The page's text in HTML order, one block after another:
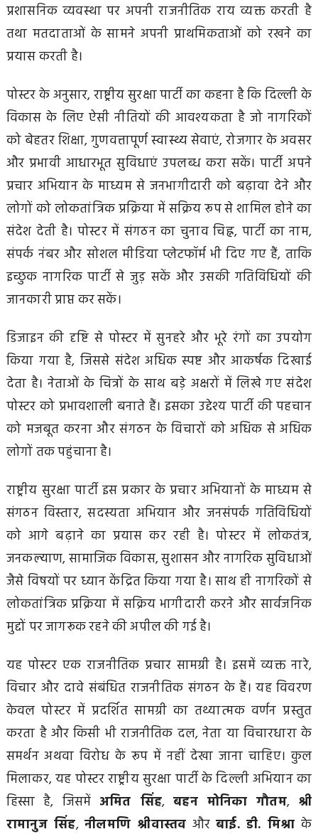
प्रशासनिक व्यवस्था पर अपनी राजनीतिक राय व्यक्त करती है
तथा मतदाताओं के सामने अपनी प्राथमिकताओं को रखने का
प्रयास करती है।
पोस्टर के अनुसार, राष्ट्रीय सुरक्षा पार्टी का कहना है कि दिल्ली के
विकास के लिए ऐसी नीतियों की आवश्यकता है जो नागरिकों
को बेहतर शिक्षा, गुणवत्तापूर्ण स्वास्थ्य सेवाएं, रोजगार के अवसर
और प्रभावी आधारभूत सुविधाएं उपलब्ध करा सकें। पार्टी अपने
प्रचार अभियान के माध्यम से जनभागीदारी को बढ़ावा देने और
लोगों को लोकतांत्रिक प्रक्रिया में सक्रिय रूप से शामिल होने का
संदेश देती है। पोस्टर में संगठन का चुनाव चिह्न, पार्टी का नाम,
संपर्क नंबर और सोशल मीडिया प्लेटफॉर्म भी दिए गए हैं, ताकि
इच्छुक नागरिक पार्टी से जुड़ सकें और उसकी गतिविधियों की
जानकारी प्राप्त कर सकें।
डिजाइन की दृष्टि से पोस्टर में सुनहरे और भूरे रंगों का उपयोग
किया गया है, जिससे संदेश अधिक स्पष्ट और आकर्षक दिखाई
देता है। नेताओं के चित्रों के साथ बड़े अक्षरों में लिखे गए संदेश
पोस्टर को प्रभावशाली बनाते हैं। इसका उद्देश्य पार्टी की पहचान
को मजबूत करना और संगठन के विचारों को अधिक से अधिक
लोगों तक पहुंचाना है।
राष्ट्रीय सुरक्षा पार्टी इस प्रकार के प्रचार अभियानों के माध्यम से
संगठन विस्तार, सदस्यता अभियान और जनसंपर्क गतिविधियों
को आगे बढ़ाने का प्रयास कर रही है। पोस्टर में लोकतंत्र,
जनकल्याण, सामाजिक विकास, सुशासन और नागरिक सुविधाओं
जैसे विषयों पर ध्यान केंद्रित किया गया है। साथ ही नागरिकों से
लोकतांत्रिक प्रक्रिया में सक्रिय भागीदारी करने और सार्वजनिक
मुद्दों पर जागरूक रहने की अपील की गई है।
यह पोस्टर एक राजनीतिक प्रचार सामग्री है। इसमें व्यक्त नारे,
विचार और दावे संबंधित राजनीतिक संगठन के हैं। यह विवरण
केवल पोस्टर में प्रदर्शित सामग्री का तथ्यात्मक वर्णन प्रस्तुत
करता है और किसी भी राजनीतिक दल, नेता या विचारधारा के
समर्थन अथवा विरोध के रूप में नहीं देखा जाना चाहिए। कुल
मिलाकर, यह पोस्टर राष्ट्रीय सुरक्षा पार्टी के दिल्ली अभियान का
हिस्सा है, जिसमें अमित सिंह,बहन मोनिका गौतम, श्री
रामानुज सिंह,नीलमणि श्रीवास्तव औरबाई. डी. मिश्रा के